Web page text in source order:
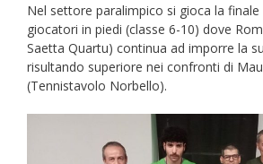
Nel settore paralimpico si gioca la finale
giocatori in piedi (classe 6-10) dove
Saetta Quartu) continua ad imporre la
risultando superiore nei confronti di
(Tennistavolo Norbello).